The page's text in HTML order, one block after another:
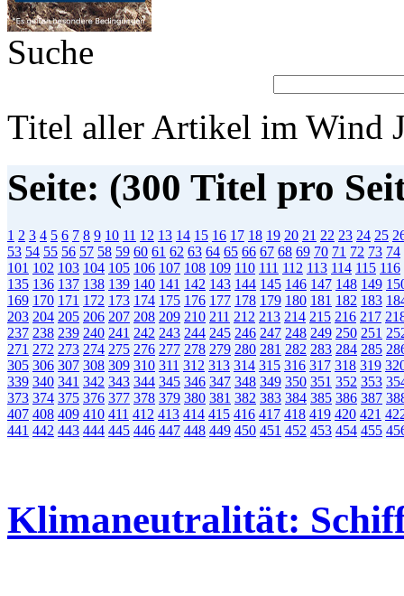
Suche
Titel aller Artikel im Wind
Seite: (300 Titel pro
1 2 3 4 5 6 7 8 9 10 11 12 13 14 15 16 17 18 19 20 21 22 23 24 25
53 54 55 56 57 58 59 60 61 62 63 64 65 66 67 68 69 70 71 72 73 74
101 102 103 104 105 106 107 108 109 110 111 112 113 114 115 116
135 136 137 138 139 140 141 142 143 144 145 146 147 148 149
169 170 171 172 173 174 175 176 177 178 179 180 181 182 183
203 204 205 206 207 208 209 210 211 212 213 214 215 216 217
237 238 239 240 241 242 243 244 245 246 247 248 249 250 251
271 272 273 274 275 276 277 278 279 280 281 282 283 284 285
305 306 307 308 309 310 311 312 313 314 315 316 317 318 319
339 340 341 342 343 344 345 346 347 348 349 350 351 352 353
373 374 375 376 377 378 379 380 381 382 383 384 385 386 387
407 408 409 410 411 412 413 414 415 416 417 418 419 420 421
441 442 443 444 445 446 447 448 449 450 451 452 453 454 455
Klimaneutralität: